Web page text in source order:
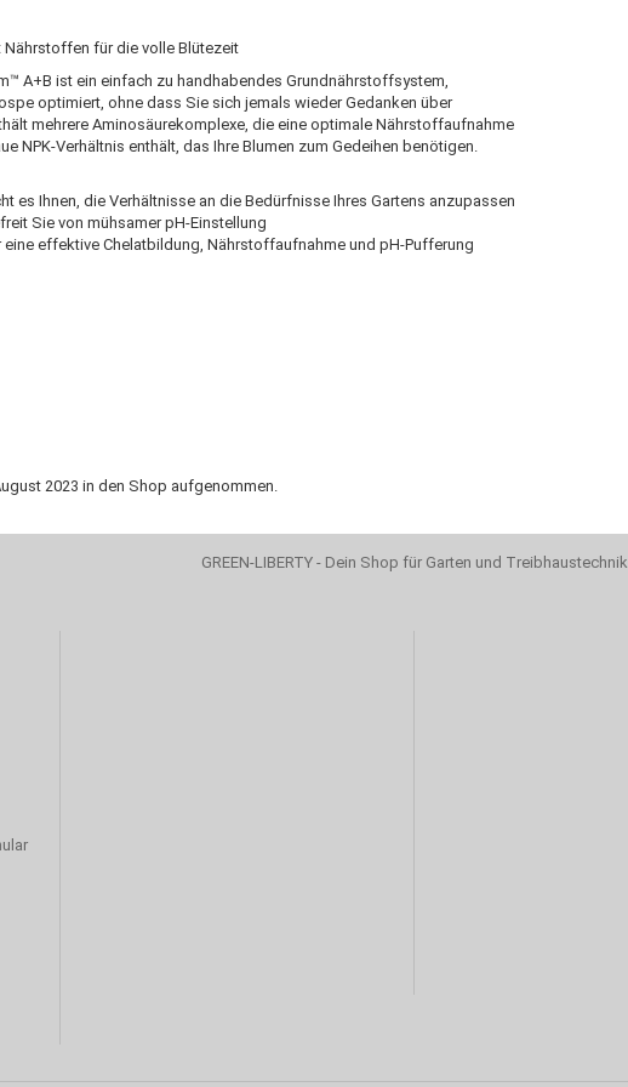
Nährstoffen für die volle Blütezeit
A+B ist ein einfach zu handhabendes Grundnährstoffsystem,
optimiert, ohne dass Sie sich jemals wieder Gedanken über
mehrere Aminosäurekomplexe, die eine optimale Nährstoffaufnahme
NPK-Verhältnis enthält, das Ihre Blumen zum Gedeihen benötigen.
es Ihnen, die Verhältnisse an die Bedürfnisse Ihres Gartens anzupassen
Sie von mühsamer pH-Einstellung
effektive Chelatbildung, Nährstoffaufnahme und pH-Pufferung
2023 in den Shop aufgenommen.
GREEN-LIBERTY - Dein Shop für Garten und Treibhaustechnik